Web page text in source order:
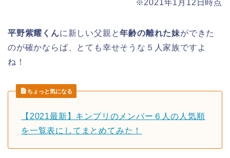
※2021年1月12日時点
平野紫耀くんに新しい父親と年齢の離れた妹ができた
のが確かならば、とても幸せそうな５人家族ですよ
ね！
ちょっと気になる
【2021最新】キンプリのメンバー６人の人気順
を一覧表にしてまとめてみた！